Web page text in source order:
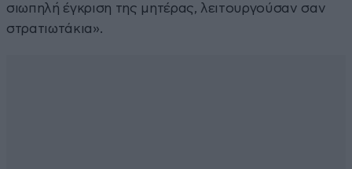
σιωπηλή έγκριση της μητέρας, λειτουργούσαν σαν
στρατιωτάκια».